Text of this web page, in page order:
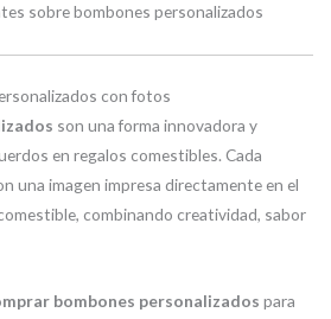
sobre bombones personalizados
con fotos
son una forma innovadora y
en regalos comestibles. Cada
una imagen impresa directamente en el
combinando creatividad, sabor
bombones personalizados para